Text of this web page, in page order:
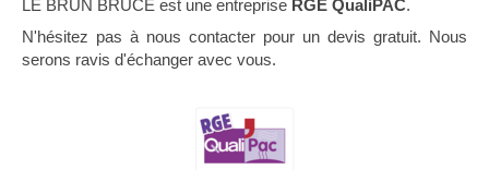
LE BRUN BRUCE est une entreprise RGE QualiPAC.
N'hésitez pas à nous contacter pour un devis gratuit. Nous
serons ravis d'échanger avec vous.